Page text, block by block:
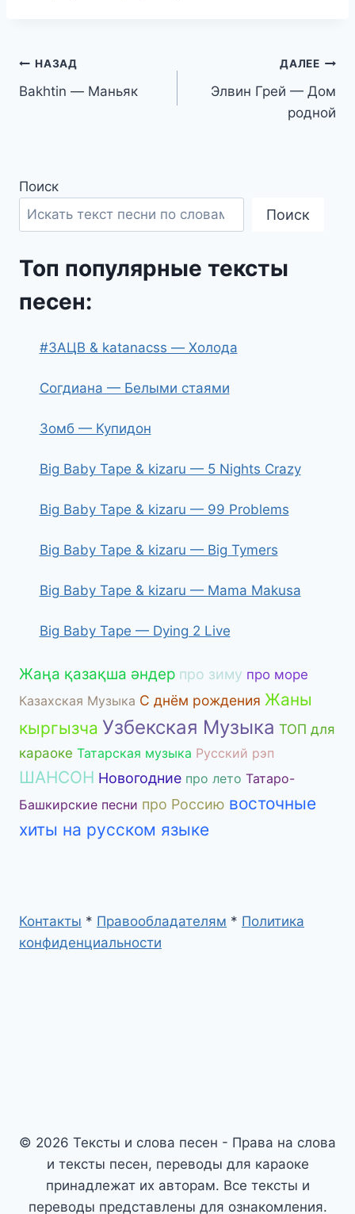
Навигация
по
НАЗАД
Bakhtin — Маньяк
ДАЛЕЕ
Элвин Грей — Дом
родной
Поиск
Поиск
Топ популярные тексты
песен:
#ЗАЦВ & katanacss — Холода
Согдиана — Белыми стаями
Зомб — Купидон
Big Baby Tape & kizaru — 5 Nights Crazy
Big Baby Tape & kizaru — 99 Problems
Big Baby Tape & kizaru — Big Tymers
Big Baby Tape & kizaru — Mama Makusa
Big Baby Tape — Dying 2 Live
Жаңа қазақша әндер про зиму про море
Казахская Музыка С днём рождения Жаны
кыргызча Узбекская Музыка ТОП для
караоке Татарская музыка Русский рэп
ШАНСОН Новогодние про лето Татаро-
Башкирские песни про Россию восточные
хиты на русском языке
Контакты * Правообладателям * Политика
конфиденциальности
© 2026 Тексты и слова песен - Права на слова
и тексты песен, переводы для караоке
принадлежат их авторам. Все тексты и
переводы представлены для ознакомления.